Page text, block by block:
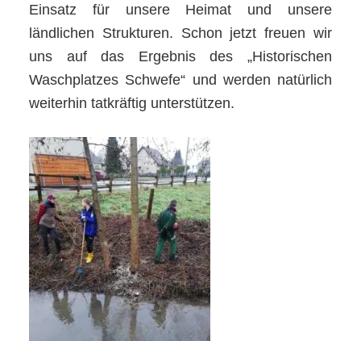
Einsatz für unsere Heimat und unsere
ländlichen Strukturen. Schon jetzt freuen wir
uns auf das Ergebnis des „Historischen
Waschplatzes Schwefe“ und werden natürlich
weiterhin tatkräftig unterstützen.